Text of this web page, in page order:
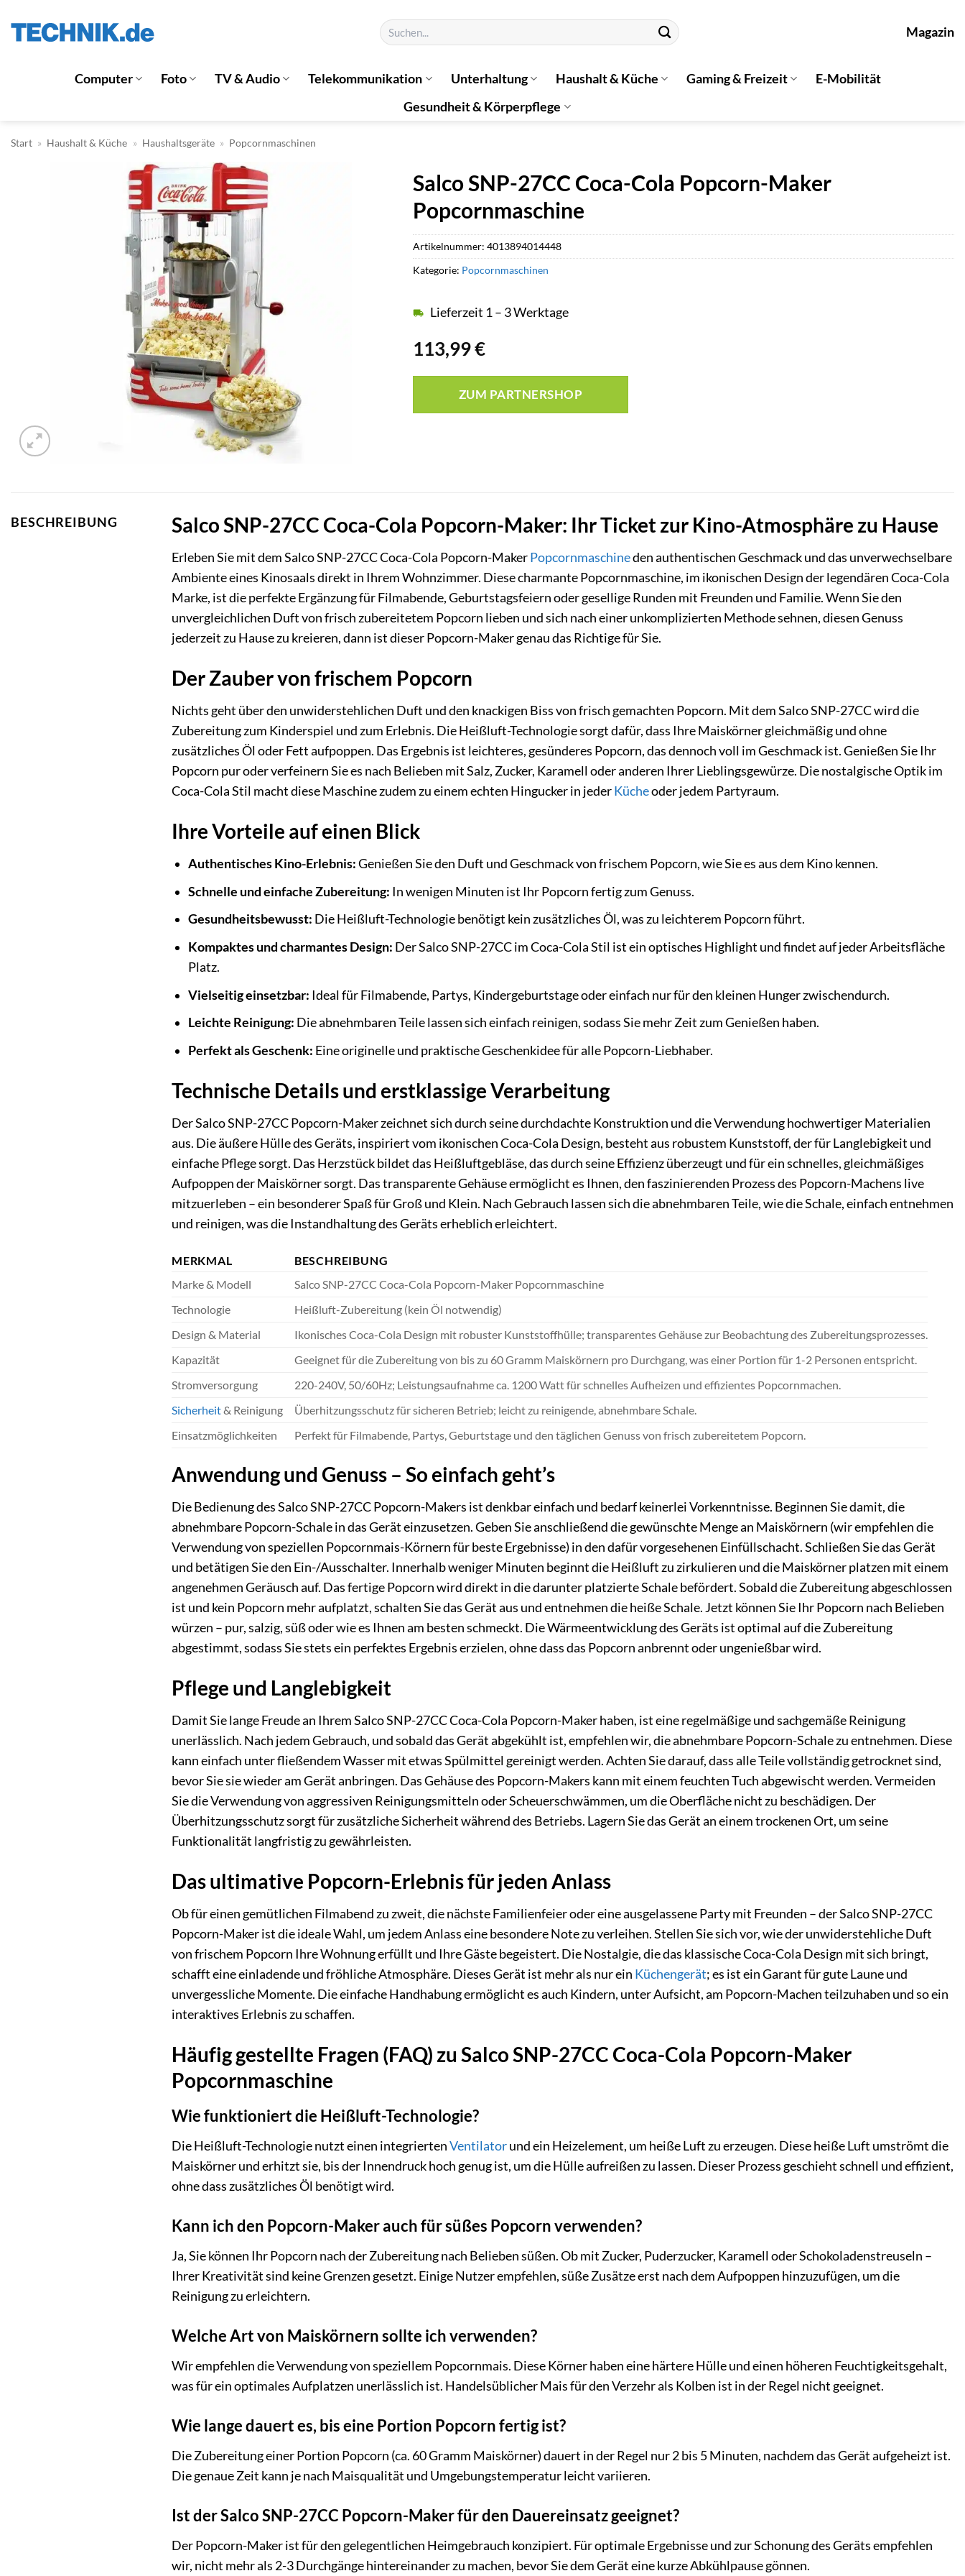
Inhalt
Suchen
nach:
Magazin
Computer Foto TV & Audio Telekommunikation Unterhaltung Haushalt & Küche Gaming & Freizeit
E-Mobilität
Gesundheit & Körperpflege
Start » Haushalt & Küche » Haushaltsgeräte » Popcornmaschinen
Salco SNP-27CC Coca-Cola Popcorn-Maker
Popcornmaschine
113,99€
Lieferzeit 1 – 3 Werktage
ZUM PARTNERSHOP
Artikelnummer: 4013894014448
Kategorie: Popcornmaschinen
BESCHREIBUNG Salco SNP-27CC Coca-Cola Popcorn-Maker: Ihr Ticket zur Kino-Atmosphäre zu Hause
Erleben Sie mit dem Salco SNP-27CC Coca-Cola Popcorn-MakerPopcornmaschineden authentischen Geschmack und das unverwechselbare
Ambiente eines Kinosaals direkt in Ihrem Wohnzimmer. Diese charmante Popcornmaschine, im ikonischen Design der legendären Coca-Cola
Marke, ist die perfekte Ergänzung für Filmabende, Geburtstagsfeiern oder gesellige Runden mit Freunden und Familie. Wenn Sie den
unvergleichlichen Duft von frisch zubereitetem Popcorn lieben und sich nach einer unkomplizierten Methode sehnen, diesen Genuss
jederzeit zu Hause zu kreieren, dann ist dieser Popcorn-Maker genau das Richtige für Sie.
Der Zauber von frischem Popcorn
Nichts geht über den unwiderstehlichen Duft und den knackigen Biss von frisch gemachten Popcorn. Mit dem Salco SNP-27CC wird die
Zubereitung zum Kinderspiel und zum Erlebnis. Die Heißluft-Technologie sorgt dafür, dass Ihre Maiskörner gleichmäßig und ohne
zusätzliches Öl oder Fett aufpoppen. Das Ergebnis ist leichteres, gesünderes Popcorn, das dennoch voll im Geschmack ist. Genießen Sie Ihr
Popcorn pur oder verfeinern Sie es nach Belieben mit Salz, Zucker, Karamell oder anderen Ihrer Lieblingsgewürze. Die nostalgische Optik im
Coca-Cola Stil macht diese Maschine zudem zu einem echten Hingucker in jederKücheoder jedem Partyraum.
Ihre Vorteile auf einen Blick
Authentisches Kino-Erlebnis:Genießen Sie den Duft und Geschmack von frischem Popcorn, wie Sie es aus dem Kino kennen.
Schnelle und einfache Zubereitung: In wenigen Minuten ist Ihr Popcorn fertig zum Genuss.
Gesundheitsbewusst: Die Heißluft-Technologie benötigt kein zusätzliches Öl, was zu leichterem Popcorn führt.
Kompaktes und charmantes Design: Der Salco SNP-27CC im Coca-Cola Stil ist ein optisches Highlight und findet auf jeder Arbeitsfläche
Platz.
Vielseitig einsetzbar: Ideal für Filmabende, Partys, Kindergeburtstage oder einfach nur für den kleinen Hunger zwischendurch.
Leichte Reinigung: Die abnehmbaren Teile lassen sich einfach reinigen, sodass Sie mehr Zeit zum Genießen haben.
Perfekt als Geschenk: Eine originelle und praktische Geschenkidee für alle Popcorn-Liebhaber.
Technische Details und erstklassige Verarbeitung
Der Salco SNP-27CC Popcorn-Maker zeichnet sich durch seine durchdachte Konstruktion und die Verwendung hochwertiger Materialien
aus. Die äußere Hülle des Geräts, inspiriert vom ikonischen Coca-Cola Design, besteht aus robustem Kunststoff, der für Langlebigkeit und
einfache Pflege sorgt. Das Herzstück bildet das Heißluftgebläse, das durch seine Effizienz überzeugt und für ein schnelles, gleichmäßiges
Aufpoppen der Maiskörner sorgt. Das transparente Gehäuse ermöglicht es Ihnen, den faszinierenden Prozess des Popcorn-Machens live
mitzuerleben – ein besonderer Spaß für Groß und Klein. Nach Gebrauch lassen sich die abnehmbaren Teile, wie die Schale, einfach entnehmen
und reinigen, was die Instandhaltung des Geräts erheblich erleichtert.
MERKMAL
BESCHREIBUNG
Marke & Modell
Salco SNP-27CC Coca-Cola Popcorn-Maker Popcornmaschine
Technologie
Heißluft-Zubereitung (kein Öl notwendig)
Design & Material
Ikonisches Coca-Cola Design mit robuster Kunststoffhülle; transparentes Gehäuse zur Beobachtung des Zubereitungsprozesses.
Kapazität
Geeignet für die Zubereitung von bis zu 60 Gramm Maiskörnern pro Durchgang, was einer Portion für 1-2 Personen entspricht.
Stromversorgung
220-240V, 50/60Hz; Leistungsaufnahme ca. 1200 Watt für schnelles Aufheizen und effizientes Popcornmachen.
Sicherheit& Reinigung
Überhitzungsschutz für sicheren Betrieb; leicht zu reinigende, abnehmbare Schale.
Einsatzmöglichkeiten
Perfekt für Filmabende, Partys, Geburtstage und den täglichen Genuss von frisch zubereitetem Popcorn.
Anwendung und Genuss – So einfach geht’s
Die Bedienung des Salco SNP-27CC Popcorn-Makers ist denkbar einfach und bedarf keinerlei Vorkenntnisse. Beginnen Sie damit, die
abnehmbare Popcorn-Schale in das Gerät einzusetzen. Geben Sie anschließend die gewünschte Menge an Maiskörnern (wir empfehlen die
Verwendung von speziellen Popcornmais-Körnern für beste Ergebnisse) in den dafür vorgesehenen Einfüllschacht. Schließen Sie das Gerät
und betätigen Sie den Ein-/Ausschalter. Innerhalb weniger Minuten beginnt die Heißluft zu zirkulieren und die Maiskörner platzen mit einem
angenehmen Geräusch auf. Das fertige Popcorn wird direkt in die darunter platzierte Schale befördert. Sobald die Zubereitung abgeschlossen
ist und kein Popcorn mehr aufplatzt, schalten Sie das Gerät aus und entnehmen die heiße Schale. Jetzt können Sie Ihr Popcorn nach Belieben
würzen – pur, salzig, süß oder wie es Ihnen am besten schmeckt. Die Wärmeentwicklung des Geräts ist optimal auf die Zubereitung
abgestimmt, sodass Sie stets ein perfektes Ergebnis erzielen, ohne dass das Popcorn anbrennt oder ungenießbar wird.
Pflege und Langlebigkeit
Damit Sie lange Freude an Ihrem Salco SNP-27CC Coca-Cola Popcorn-Maker haben, ist eine regelmäßige und sachgemäße Reinigung
unerlässlich. Nach jedem Gebrauch, und sobald das Gerät abgekühlt ist, empfehlen wir, die abnehmbare Popcorn-Schale zu entnehmen. Diese
kann einfach unter fließendem Wasser mit etwas Spülmittel gereinigt werden. Achten Sie darauf, dass alle Teile vollständig getrocknet sind,
bevor Sie sie wieder am Gerät anbringen. Das Gehäuse des Popcorn-Makers kann mit einem feuchten Tuch abgewischt werden. Vermeiden
Sie die Verwendung von aggressiven Reinigungsmitteln oder Scheuerschwämmen, um die Oberfläche nicht zu beschädigen. Der
Überhitzungsschutz sorgt für zusätzliche Sicherheit während des Betriebs. Lagern Sie das Gerät an einem trockenen Ort, um seine
Funktionalität langfristig zu gewährleisten.
Das ultimative Popcorn-Erlebnis für jeden Anlass
Ob für einen gemütlichen Filmabend zu zweit, die nächste Familienfeier oder eine ausgelassene Party mit Freunden – der Salco SNP-27CC
Popcorn-Maker ist die ideale Wahl, um jedem Anlass eine besondere Note zu verleihen. Stellen Sie sich vor, wie der unwiderstehliche Duft
von frischem Popcorn Ihre Wohnung erfüllt und Ihre Gäste begeistert. Die Nostalgie, die das klassische Coca-Cola Design mit sich bringt,
schafft eine einladende und fröhliche Atmosphäre. Dieses Gerät ist mehr als nur ein Küchengerät; es ist ein Garant für gute Laune und
unvergessliche Momente. Die einfache Handhabung ermöglicht es auch Kindern, unter Aufsicht, am Popcorn-Machen teilzuhaben und so ein
interaktives Erlebnis zu schaffen.
Häufig gestellte Fragen (FAQ) zu Salco SNP-27CC Coca-Cola Popcorn-Maker
Popcornmaschine
Wie funktioniert die Heißluft-Technologie?
Die Heißluft-Technologie nutzt einen integriertenVentilatorund ein Heizelement, um heiße Luft zu erzeugen. Diese heiße Luft umströmt die
Maiskörner und erhitzt sie, bis der Innendruck hoch genug ist, um die Hülle aufreißen zu lassen. Dieser Prozess geschieht schnell und effizient,
ohne dass zusätzliches Öl benötigt wird.
Kann ich den Popcorn-Maker auch für süßes Popcorn verwenden?
Ja, Sie können Ihr Popcorn nach der Zubereitung nach Belieben süßen. Ob mit Zucker, Puderzucker, Karamell oder Schokoladenstreuseln –
Ihrer Kreativität sind keine Grenzen gesetzt. Einige Nutzer empfehlen, süße Zusätze erst nach dem Aufpoppen hinzuzufügen, um die
Reinigung zu erleichtern.
Welche Art von Maiskörnern sollte ich verwenden?
Wir empfehlen die Verwendung von speziellem Popcornmais. Diese Körner haben eine härtere Hülle und einen höheren Feuchtigkeitsgehalt,
was für ein optimales Aufplatzen unerlässlich ist. Handelsüblicher Mais für den Verzehr als Kolben ist in der Regel nicht geeignet.
Wie lange dauert es, bis eine Portion Popcorn fertig ist?
Die Zubereitung einer Portion Popcorn (ca. 60 Gramm Maiskörner) dauert in der Regel nur 2 bis 5 Minuten, nachdem das Gerät aufgeheizt ist.
Die genaue Zeit kann je nach Maisqualität und Umgebungstemperatur leicht variieren.
Ist der Salco SNP-27CC Popcorn-Maker für den Dauereinsatz geeignet?
Der Popcorn-Maker ist für den gelegentlichen Heimgebrauch konzipiert. Für optimale Ergebnisse und zur Schonung des Geräts empfehlen
wir, nicht mehr als 2-3 Durchgänge hintereinander zu machen, bevor Sie dem Gerät eine kurze Abkühlpause gönnen.